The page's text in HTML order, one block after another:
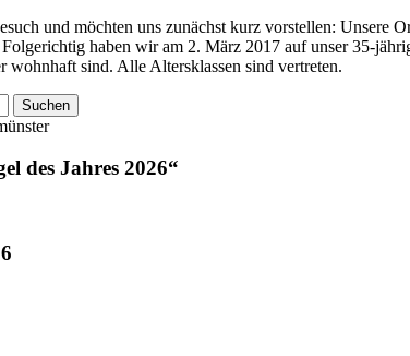
und möchten uns zunächst kurz vorstellen:
haben wir am 2. März 2017 auf unser 35-
wohnhaft sind. Alle Altersklassen sind vertreten.
des Jahres 2026“